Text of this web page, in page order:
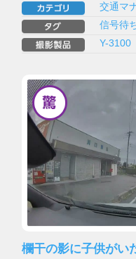
交通マ
信号待
Y-3100
欄干の影に子供がい